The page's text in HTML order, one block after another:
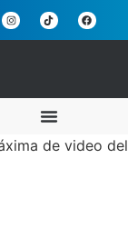
de video del